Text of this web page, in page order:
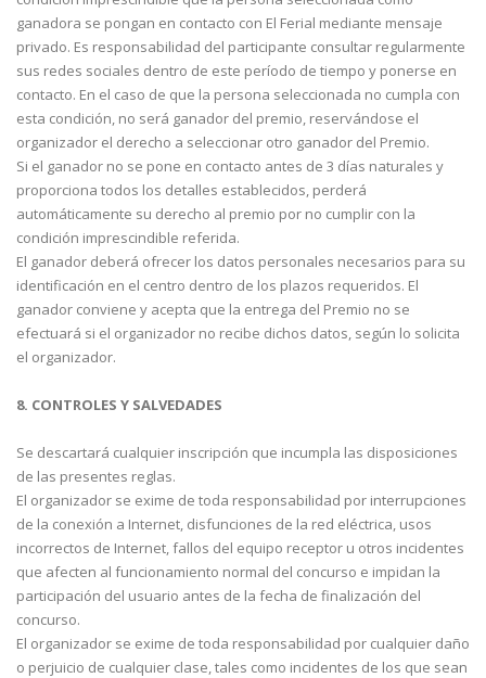
ganadora se pongan en contacto con El Ferial mediante mensaje
privado. Es responsabilidad del participante consultar regularmente
sus redes sociales dentro de este período de tiempo y ponerse en
contacto. En el caso de que la persona seleccionada no cumpla con
esta condición, no será ganador del premio, reservándose el
organizador el derecho a seleccionar otro ganador del Premio.
Si el ganador no se pone en contacto antes de 3 días naturales y
proporciona todos los detalles establecidos, perderá
automáticamente su derecho al premio por no cumplir con la
condición imprescindible referida.
El ganador deberá ofrecer los datos personales necesarios para su
identificación en el centro dentro de los plazos requeridos. El
ganador conviene y acepta que la entrega del Premio no se
efectuará si el organizador no recibe dichos datos, según lo solicita
el organizador.
8. CONTROLES Y SALVEDADES
Se descartará cualquier inscripción que incumpla las disposiciones
de las presentes reglas.
El organizador se exime de toda responsabilidad por interrupciones
de la conexión a Internet, disfunciones de la red eléctrica, usos
incorrectos de Internet, fallos del equipo receptor u otros incidentes
que afecten al funcionamiento normal del concurso e impidan la
participación del usuario antes de la fecha de finalización del
concurso.
El organizador se exime de toda responsabilidad por cualquier daño
o perjuicio de cualquier clase, tales como incidentes de los que sean